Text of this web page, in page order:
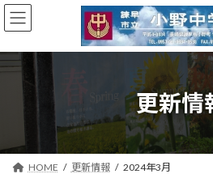
コ
ン
ン
プ
ナ
ビ
ー
動
更新情
HOME 更新情報 2024年3月